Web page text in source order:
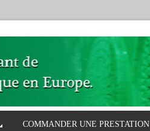
COMMANDER UNE PRESTATION